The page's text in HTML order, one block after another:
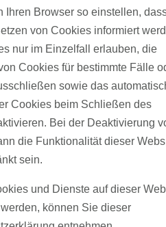
Ihren Browser so einstellen,
von Cookies informiert
nur im Einzelfall erlauben, die
Cookies für bestimmte Fälle
sowie das
Cookies beim Schließen des
Bei der Deaktivierung
die Funktionalität dieser
sein.
und Dienste auf dieser
können Sie dieser